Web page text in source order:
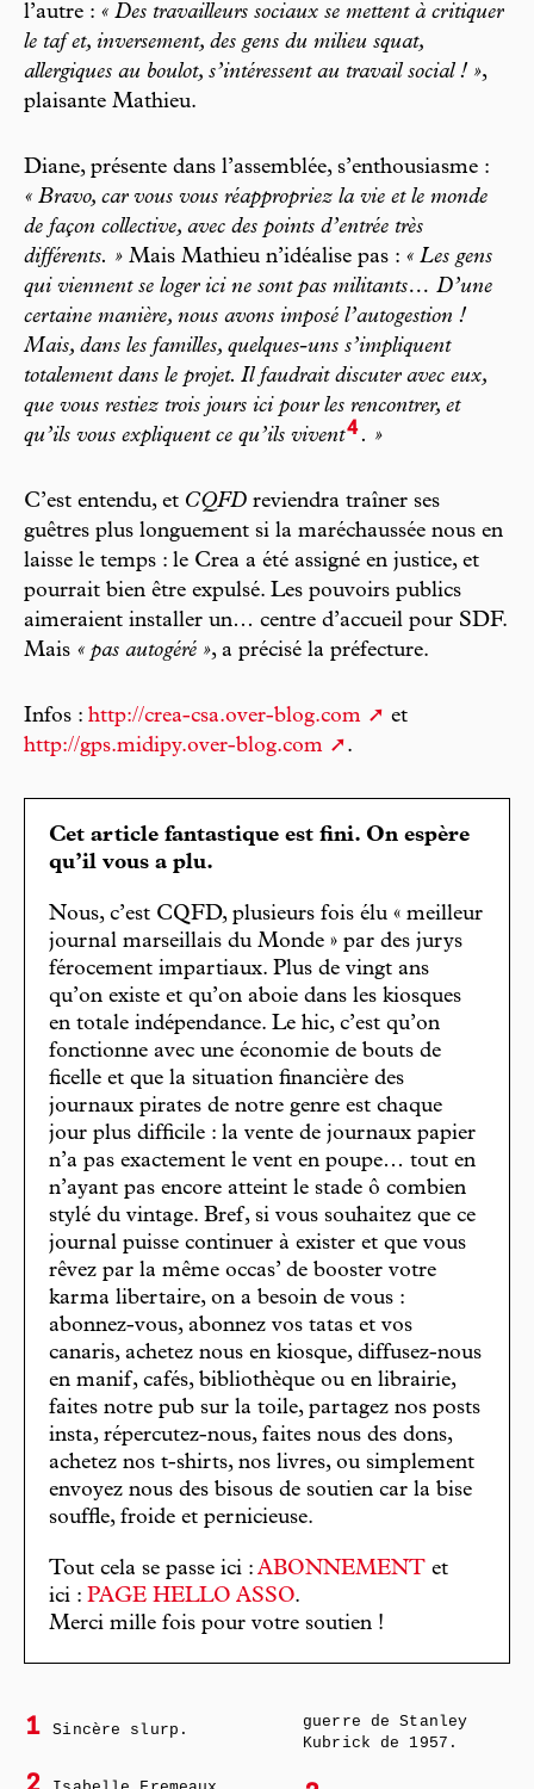
l’autre : « Des travailleurs sociaux se mettent à critiquer
le taf et, inversement, des gens du milieu squat,
allergiques au boulot, s’intéressent au travail social ! »,
plaisante Mathieu.
Diane, présente dans l’assemblée, s’enthousiasme :
« Bravo, car vous vous réappropriez la vie et le monde
de façon collective, avec des points d’entrée très
différents. » Mais Mathieu n’idéalise pas : « Les gens
qui viennent se loger ici ne sont pas militants… D’une
certaine manière, nous avons imposé l’autogestion !
Mais, dans les familles, quelques-uns s’impliquent
totalement dans le projet. Il faudrait discuter avec eux,
que vous restiez trois jours ici pour les rencontrer, et
qu’ils vous expliquent ce qu’ils vivent4. »
C’est entendu, et CQFD reviendra traîner ses
guêtres plus longuement si la maréchaussée nous en
laisse le temps : le Crea a été assigné en justice, et
pourrait bien être expulsé. Les pouvoirs publics
aimeraient installer un… centre d’accueil pour SDF.
Mais « pas autogéré », a précisé la préfecture.
Infos : http://crea-csa.over-blog.com
et
http://gps.midipy.over-blog.com
.
Cet article fantastique est fini. On espère
qu’il vous a plu.
Nous, c’est CQFD, plusieurs fois élu « meilleur
journal marseillais du Monde » par des jurys
férocement impartiaux. Plus de vingt ans
qu’on existe et qu’on aboie dans les kiosques
en totale indépendance. Le hic, c’est qu’on
fonctionne avec une économie de bouts de
ficelle et que la situation financière des
journaux pirates de notre genre est chaque
jour plus difficile : la vente de journaux papier
n’a pas exactement le vent en poupe… tout en
n’ayant pas encore atteint le stade ô combien
stylé du vintage. Bref, si vous souhaitez que ce
journal puisse continuer à exister et que vous
rêvez par la même occas’ de booster votre
karma libertaire, on a besoin de vous :
abonnez-vous, abonnez vos tatas et vos
canaris, achetez nous en kiosque, diffusez-nous
en manif, cafés, bibliothèque ou en librairie,
faites notre pub sur la toile, partagez nos posts
insta, répercutez-nous, faites nous des dons,
achetez nos t-shirts, nos livres, ou simplement
envoyez nous des bisous de soutien car la bise
souffle, froide et pernicieuse.
Tout cela se passe ici : ABONNEMENT et
ici : PAGE HELLO ASSO.
Merci mille fois pour votre soutien !
1 Sincère slurp.
guerre de Stanley
Kubrick de 1957.